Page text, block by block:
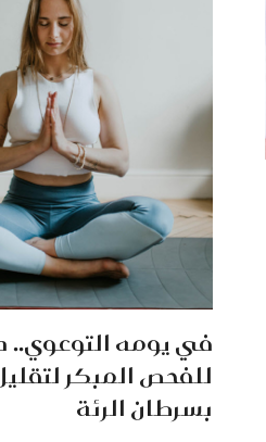
في يومه التوعوي..
للفحص المبكر
بسرطان الرئة